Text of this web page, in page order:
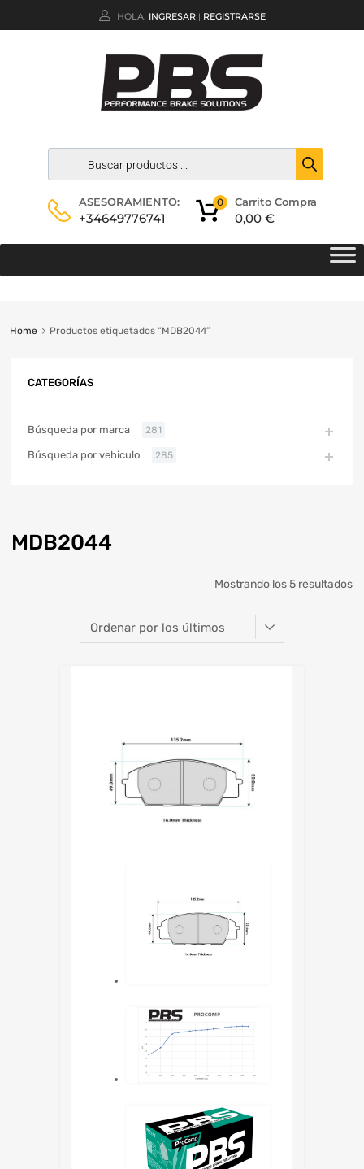
HOLA. INGRESAR | REGISTRARSE
ASESORAMIENTO:
+34649776741
Carrito Compra
0,00 €
0
Home Productos etiquetados “MDB2044”
MDB2044
Mostrando los 5 resultados
CATEGORÍAS
Búsqueda por marca 281
Búsqueda por vehiculo 285